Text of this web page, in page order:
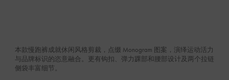
本款慢跑裤成就休闲风格剪裁，点缀 Monogram 图案，演绎运动活力
与品牌标识的恣意融合。更有钩扣、弹力踝部和腰部设计及两个拉链
侧袋丰富细节。